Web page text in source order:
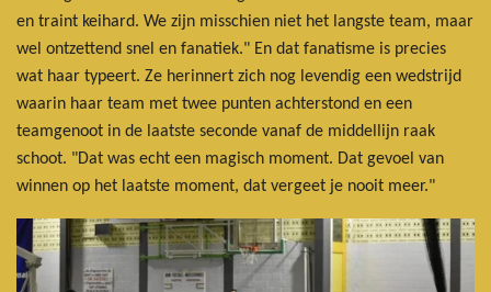
en traint keihard. We zijn misschien niet het langste team, maar
wel ontzettend snel en fanatiek." En dat fanatisme is precies
wat haar typeert. Ze herinnert zich nog levendig een wedstrijd
waarin haar team met twee punten achterstond en een
teamgenoot in de laatste seconde vanaf de middellijn raak
schoot. "Dat was echt een magisch moment. Dat gevoel van
winnen op het laatste moment, dat vergeet je nooit meer."